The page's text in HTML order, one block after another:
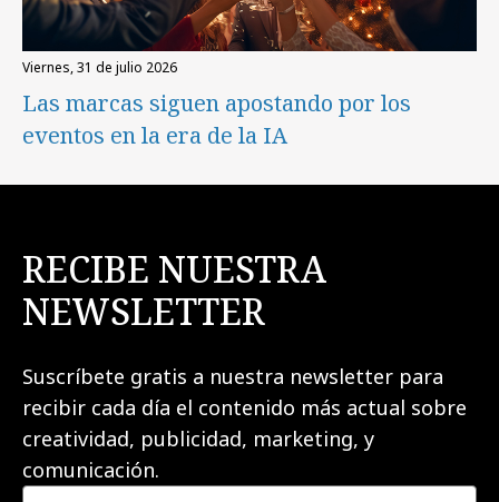
viernes, 31 de julio 2026
Las marcas siguen apostando por los
eventos en la era de la IA
RECIBE NUESTRA
NEWSLETTER
Suscríbete gratis a nuestra newsletter para
recibir cada día el contenido más actual sobre
creatividad, publicidad, marketing, y
comunicación.